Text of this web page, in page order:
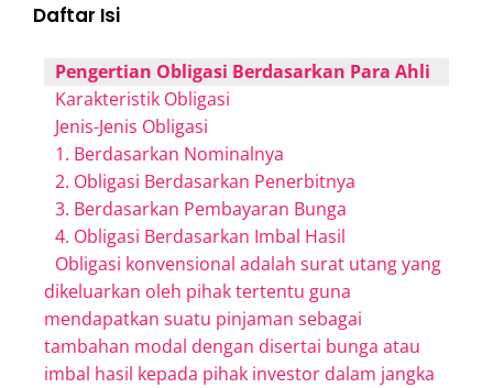
Daftar Isi
Pengertian Obligasi Berdasarkan Para Ahli
Karakteristik Obligasi
Jenis-Jenis Obligasi
1. Berdasarkan Nominalnya
2. Obligasi Berdasarkan Penerbitnya
3. Berdasarkan Pembayaran Bunga
4. Obligasi Berdasarkan Imbal Hasil
Obligasi konvensional adalah surat utang yang
dikeluarkan oleh pihak tertentu guna
mendapatkan suatu pinjaman sebagai
tambahan modal dengan disertai bunga atau
imbal hasil kepada pihak investor dalam jangka